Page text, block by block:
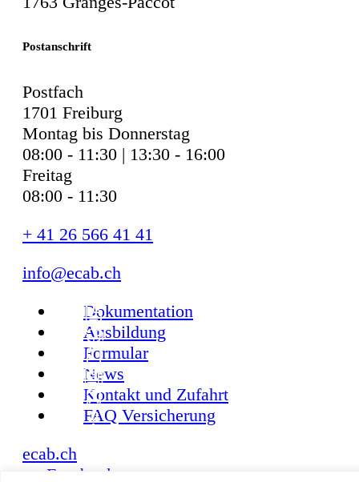
Postanschrift
Postfach
1701 Freiburg
Montag bis Donnerstag
08:00 - 11:30 | 13:30 - 16:00
Freitag
08:00 - 11:30
+ 41 26 566 41 41
info@ecab.ch
Dokumentation
Ausbildung
Formular
News
Kontakt und Zufahrt
FAQ Versicherung
ecab.ch
Facebook